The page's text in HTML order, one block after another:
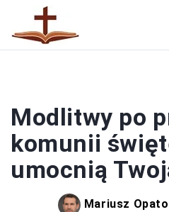
Modlitwy po
komunii
umocnią
Mariusz